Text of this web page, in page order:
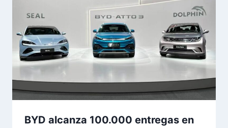
BYD alcanza 100.000 entregas en